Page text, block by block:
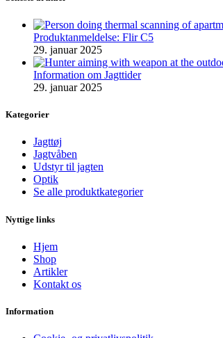
Produktanmeldelse: Flir C5
29. januar 2025
Information om Jagttider
29. januar 2025
Kategorier
Jagttøj
Jagtvåben
Udstyr til jagten
Optik
Se alle produktkategorier
Nyttige links
Hjem
Shop
Artikler
Kontakt os
Information